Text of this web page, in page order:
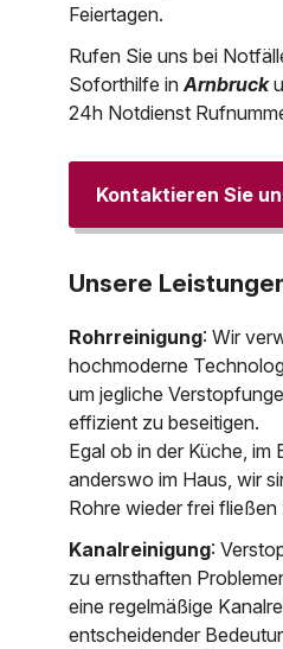
Feiertagen.
Rufen Sie uns bei
Soforthilfe inArnbruck
24h Notdienst
Kontaktieren Sie
Unsere
Rohrreinigung: Wir
hochmoderne
um jegliche
effizient zu beseitigen.
Egal ob in der Küche, im
anderswo im Haus, wir
Rohre wieder frei fließen
Kanalreinigung:
zu ernsthaften
eine regelmäßige
entscheidender